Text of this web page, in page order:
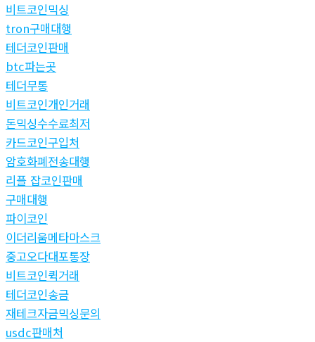
비트코인믹싱
tron구매대행
테더코인판매
btc파는곳
테더무통
비트코인개인거래
돈믹싱수수료최저
카드코인구입처
암호화폐전송대행
리플 잡코인판매
구매대행
파이코인
이더리움메타마스크
중고오다대포통장
비트코인퀵거래
테더코인송금
재테크자금믹싱문의
usdc판매처